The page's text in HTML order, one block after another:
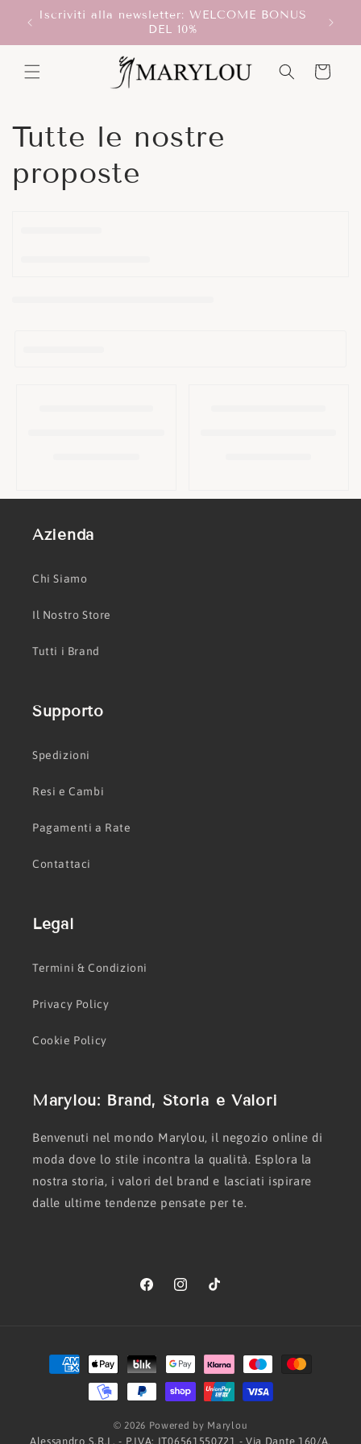
direttamente
Iscriviti alla newsletter: WELCOME BONUS
DEL 10%
Carrello
C
o
:
Tutte le nostre
proposte
Azienda
Chi Siamo
Il Nostro Store
Tutti i Brand
Supporto
Spedizioni
Resi e Cambi
Pagamenti a Rate
Contattaci
Legal
Termini & Condizioni
Privacy Policy
Cookie Policy
Marylou: Brand, Storia e Valori
Benvenuti nel mondo Marylou, il negozio online di
moda dove lo stile incontra la qualità. Esplora la
nostra storia, i valori del brand e lasciati ispirare
dalle ultime tendenze pensate per te.
FacebookInstagramTikTok
Metodi
di
pagamento
© 2026 Powered by Marylou
Alessandro S.R.L. - P.IVA: IT06561550721 - Via Dante 160/A,